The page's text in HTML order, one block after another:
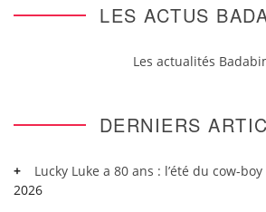
LES ACTUS
Les actualités
DERNIERS
Lucky Luke a 80 ans : l’été du cow-
2026